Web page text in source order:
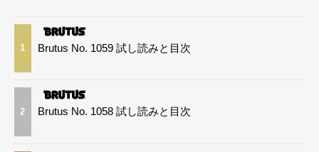
1 Brutus No. 1059 試し読みと目次
2 Brutus No. 1058 試し読みと目次